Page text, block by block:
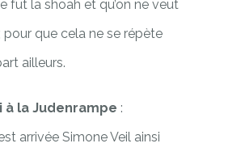
fut la shoah et qu’on ne veut
pour que cela ne se répète
ailleurs.
à la Judenrampe :
arrivée Simone Veil ainsi